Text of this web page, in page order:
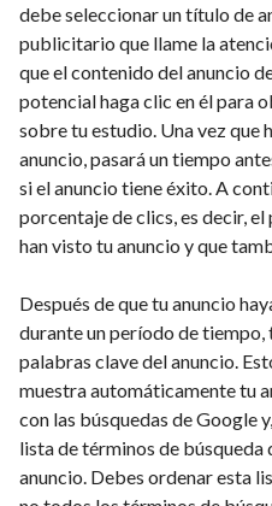
debe seleccionar un título de
publicitario que llame la
que el contenido del anuncio
potencial haga clic en él para
sobre tu estudio. Una vez que
anuncio, pasará un tiempo
si el anuncio tiene éxito. A
porcentaje de clics, es decir,
han visto tu anuncio y que
Después de que tu anuncio
durante un período de tiempo,
palabras clave del anuncio.
muestra automáticamente tu
con las búsquedas de Google
lista de términos de
anuncio. Debes ordenar esta